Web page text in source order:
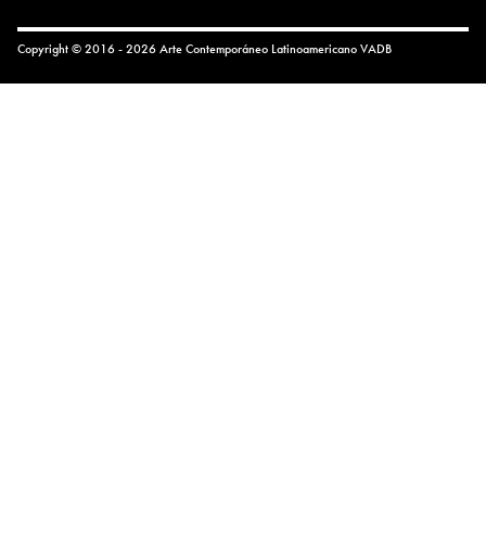
Copyright © 2016 - 2026 Arte Contemporáneo LatinoamericanoVADB